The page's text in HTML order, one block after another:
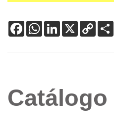
FacebookWhatsApp
LinkedIn
X Copy
Link
Catálogo